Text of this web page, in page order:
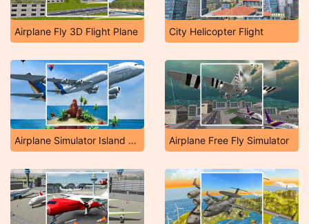
Airplane Fly 3D Flight Plane City Helicopter Flight
Airplane Simulator Island Travel Airplane Free Fly Simulator